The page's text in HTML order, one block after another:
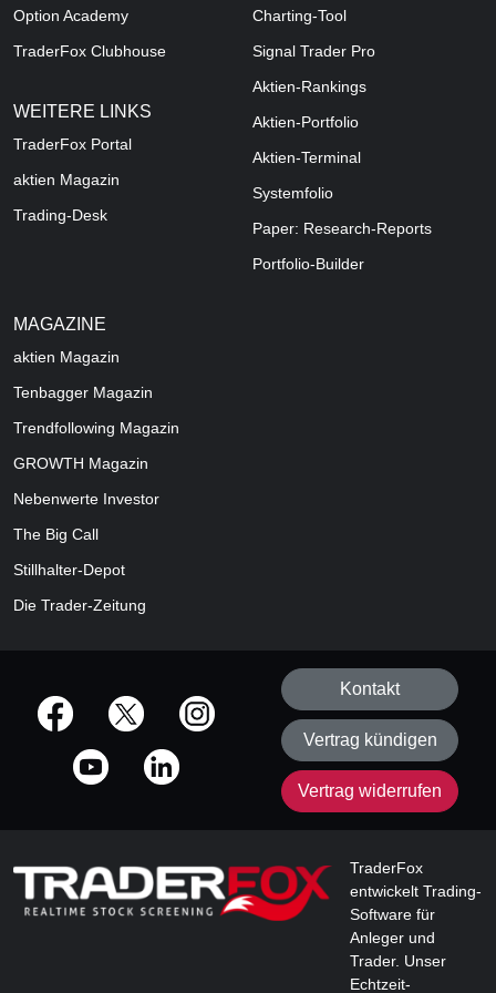
Option Academy
TraderFox Clubhouse
WEITERE LINKS
TraderFox Portal
aktien Magazin
Trading-Desk
Charting-Tool
Signal Trader Pro
Aktien-Rankings
Aktien-Portfolio
Aktien-Terminal
Systemfolio
Paper: Research-Reports
Portfolio-Builder
MAGAZINE
aktien Magazin
Tenbagger Magazin
Trendfollowing Magazin
GROWTH Magazin
Nebenwerte Investor
The Big Call
Stillhalter-Depot
Die Trader-Zeitung
offizielle Social Media-Accounts
Kontakt
Vertrag kündigen
Vertrag widerrufen
TraderFox
entwickelt Trading-
Software für
Anleger und
Trader. Unser
Echtzeit-